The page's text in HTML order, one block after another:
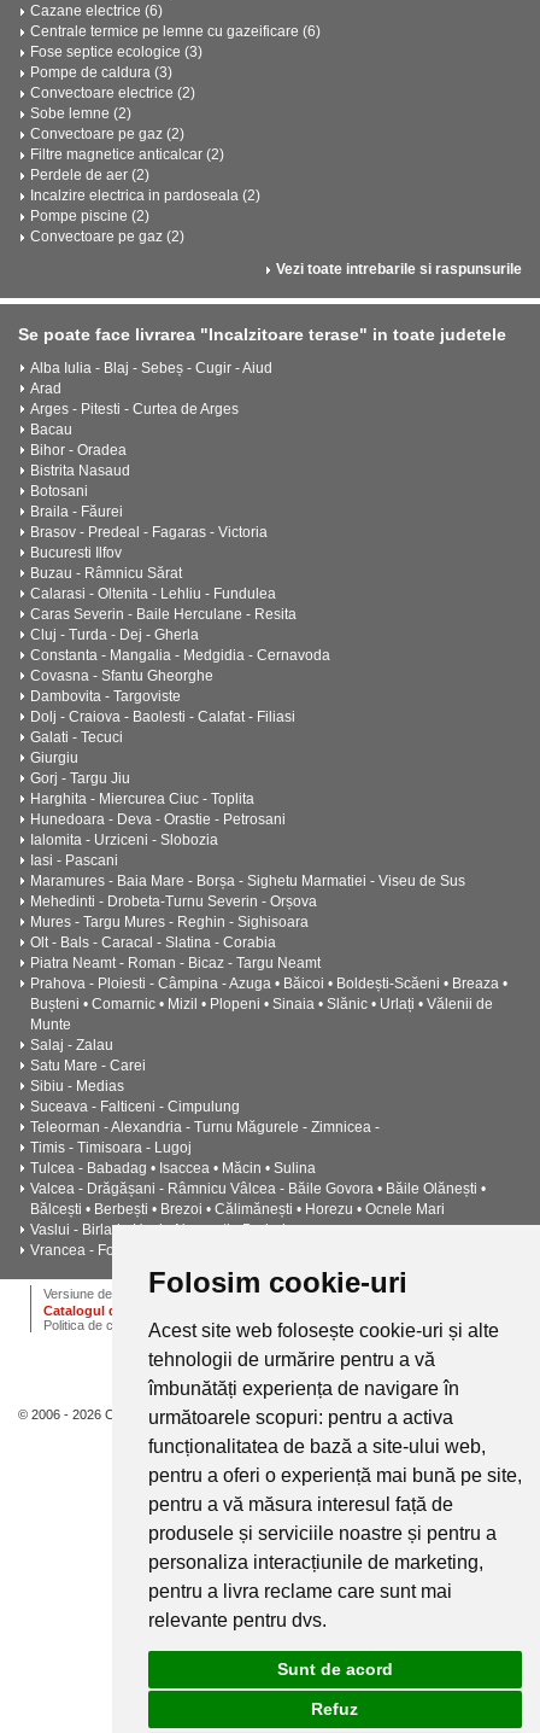
Folosim cookie-uri
Acest site web folosește cookie-uri și alte
tehnologii de urmărire pentru a vă
îmbunătăți experiența de navigare în
următoarele scopuri: pentru a activa
funcționalitatea de bază a site-ului web,
pentru a oferi o experiență mai bună pe site,
pentru a vă măsura interesul față de
produsele și serviciile noastre și pentru a
personaliza interacțiunile de marketing,
pentru a livra reclame care sunt mai
relevante pentru dvs.
Sunt de acord
Refuz
Cazane electrice (6)
Centrale termice pe lemne cu gazeificare (6)
Fose septice ecologice (3)
Pompe de caldura (3)
Convectoare electrice (2)
Sobe lemne (2)
Convectoare pe gaz (2)
Filtre magnetice anticalcar (2)
Perdele de aer (2)
Incalzire electrica in pardoseala (2)
Pompe piscine (2)
Convectoare pe gaz (2)
Vezi toate intrebarile si raspunsurile
Se poate face livrarea "Incalzitoare terase" in toate judetele
Alba Iulia - Blaj - Sebeș - Cugir - Aiud
Arad
Arges - Pitesti - Curtea de Arges
Bacau
Bihor - Oradea
Bistrita Nasaud
Botosani
Braila - Făurei
Brasov - Predeal - Fagaras - Victoria
Bucuresti Ilfov
Buzau - Râmnicu Sărat
Calarasi - Oltenita - Lehliu - Fundulea
Caras Severin - Baile Herculane - Resita
Cluj - Turda - Dej - Gherla
Constanta - Mangalia - Medgidia - Cernavoda
Covasna - Sfantu Gheorghe
Dambovita - Targoviste
Dolj - Craiova - Baolesti - Calafat - Filiasi
Galati - Tecuci
Giurgiu
Gorj - Targu Jiu
Harghita - Miercurea Ciuc - Toplita
Hunedoara - Deva - Orastie - Petrosani
Ialomita - Urziceni - Slobozia
Iasi - Pascani
Maramures - Baia Mare - Borșa - Sighetu Marmatiei - Viseu de Sus
Mehedinti - Drobeta-Turnu Severin - Orșova
Mures - Targu Mures - Reghin - Sighisoara
Olt - Bals - Caracal - Slatina - Corabia
Piatra Neamt - Roman - Bicaz - Targu Neamt
Prahova - Ploiesti - Câmpina - Azuga • Băicoi • Boldești-Scăeni • Breaza •
Bușteni • Comarnic • Mizil • Plopeni • Sinaia • Slănic • Urlați • Vălenii de
Munte
Salaj - Zalau
Satu Mare - Carei
Sibiu - Medias
Suceava - Falticeni - Cimpulung
Teleorman - Alexandria - Turnu Măgurele - Zimnicea -
Timis - Timisoara - Lugoj
Tulcea - Babadag • Isaccea • Măcin • Sulina
Valcea - Drăgășani - Râmnicu Vâlcea - Băile Govora • Băile Olănești •
Bălcești • Berbești • Brezoi • Călimănești • Horezu • Ocnele Mari
Vaslui - Birlad - Husi - Negresti - Barlad
Vrancea - Focșani - Adjud - Mărășești - Odobești - Panciu
Versiune desktop ANPC Termeni si conditii Dictionar
Catalogul de instalatii termice, ventilatie si climatizare CALOR
Politica de confidentialitate
© 2006 - 2026 Calor.